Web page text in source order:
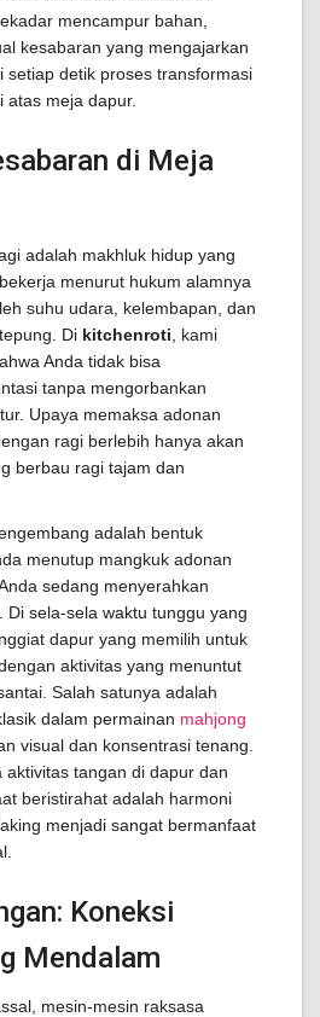
mencampur bahan,
kesabaran yang mengajarkan
setiap detik proses transformasi
atas meja dapur.
di Meja
adalah makhluk hidup yang
menurut hukum alamnya
suhu udara, kelembapan, dan
Di kitchenroti , kami
Anda tidak bisa
tanpa mengorbankan
Upaya memaksa adonan
ragi berlebih hanya akan
berbau ragi tajam dan
adalah bentuk
menutup mangkuk adonan
sedang menyerahkan
Di sela-sela waktu tunggu yang
dapur yang memilih untuk
aktivitas yang menuntut
Salah satunya adalah
dalam permainan mahjong
visual dan konsentrasi tenang.
aktivitas tangan di dapur dan
beristirahat adalah harmoni
menjadi sangat bermanfaat
Koneksi
Mendalam
mesin-mesin raksasa